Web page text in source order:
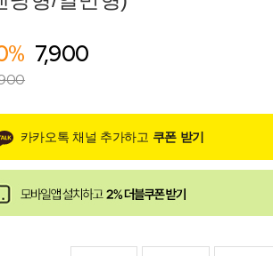
7,900
카카오톡 채널 추가하고 쿠폰 받기